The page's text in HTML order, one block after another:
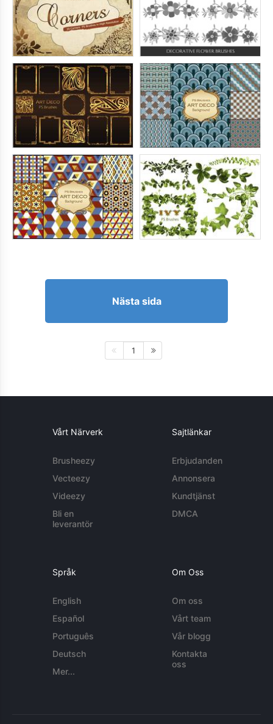
Nästa sida
1
Vårt Närverk
Brusheezy
Vecteezy
Videezy
Bli en
leverantör
Sajtlänkar
Erbjudanden
Annonsera
Kundtjänst
DMCA
Språk
English
Español
Português
Deutsch
Mer...
Om Oss
Om oss
Vårt team
Vår blogg
Kontakta
oss